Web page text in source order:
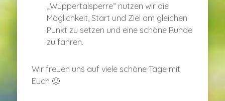
„Wuppertalsperre“ nutzen wir die
Möglichkeit, Start und Ziel am gleichen
Punkt zu setzen und eine schöne Runde
zu fahren.
Wir freuen uns auf viele schöne Tage mit
Euch 🙂